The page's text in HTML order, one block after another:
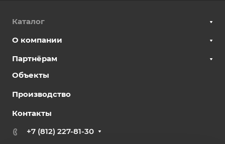
Каталог
О компании
Партнёрам
Объекты
Производство
Контакты
+7 (812) 227-81-30